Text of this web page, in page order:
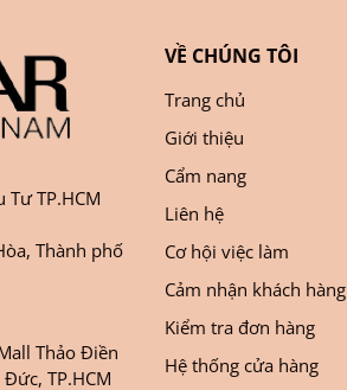
TP.HCM
Thành phố
Thảo Điền
TP.HCM
VỀ CHÚNG TÔI
Trang chủ
Giới thiệu
Cẩm nang
Liên hệ
Cơ hội việc làm
Cảm nhận khách hàng
Kiểm tra đơn hàng
Hệ thống cửa hàng